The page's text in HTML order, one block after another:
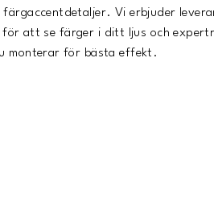
Vi erbjuder
att se färger i ditt ljus och
monterar för bästa effekt.